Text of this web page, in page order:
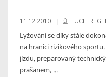
11.12.2010 LUCIE
Lyžování se díky stále
na hranici rizikového
jízdu, preparovaný
prašanem, ...